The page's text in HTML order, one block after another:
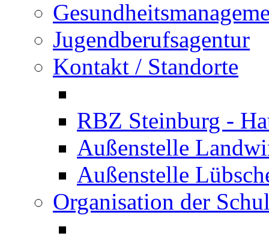
Jugendberufsagentur
Kontakt / Standorte
RBZ Steinburg -
Außenstelle
Außenstelle
Organisation der